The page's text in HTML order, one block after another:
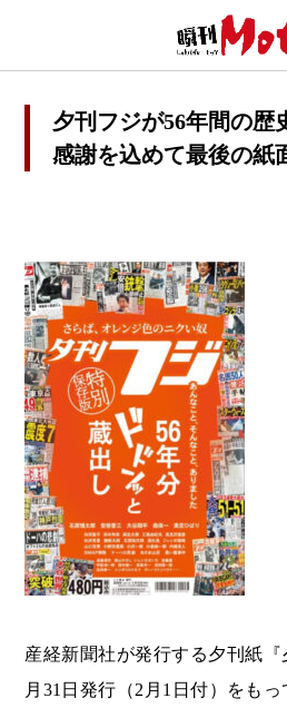
夕刊フジが56年間の歴
感謝を込めて最後の紙
産経新聞社が発行する夕刊紙『
月31日発行（2月1日付）をもっ